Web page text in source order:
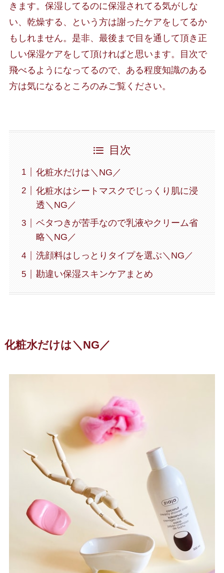
きます。保湿してるのに保湿されてる気がしな
い、乾燥する、という方は謝ったケアをしてるか
もしれません。是非、最後まで目を通して頂き正
しい保湿ケアをして頂ければと思います。目次で
飛べるようになってるので、ある程度知識のある
方は気になるところのみご覧ください。
目次
化粧水だけは＼NG／
化粧水はシートマスクでじっくり肌に浸
透＼NG／
ベタつきが苦手なので乳液やクリーム省
略＼NG／
洗顔料はしっとりタイプを選ぶ＼NG／
勘違い保湿スキンケアまとめ
化粧水だけは＼NG／